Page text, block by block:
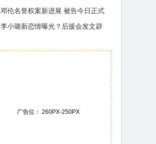
邓伦名誉权案新进展 被告今日正式
李小璐新恋情曝光？后援会发文辟
广告位： 260PX-250PX